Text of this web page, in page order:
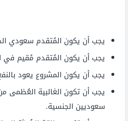
يجب أن يكون المُتقدم سعودي
يجب أن يكون المُتقدم مُقيم في
يجب أن يكون المشروع يعود
يجب أن تكون الغالبية العُظمى
سعوديين الجنسية.